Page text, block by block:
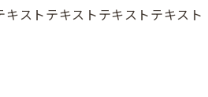
ストテキストテキストテキスト